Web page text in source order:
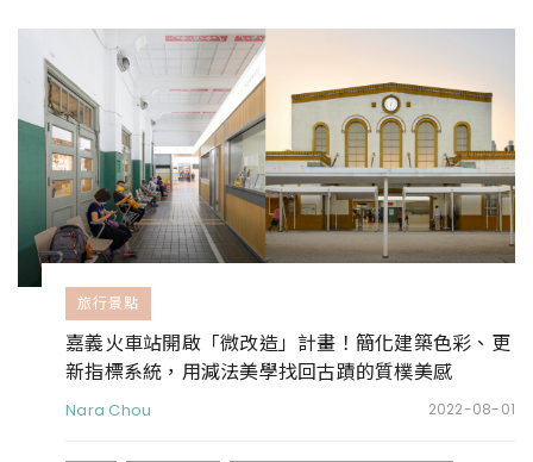
旅行景點
嘉義火車站開啟「微改造」計畫！簡化建築色彩、更
新指標系統，用減法美學找回古蹟的質樸美感
Nara Chou 2022-08-01